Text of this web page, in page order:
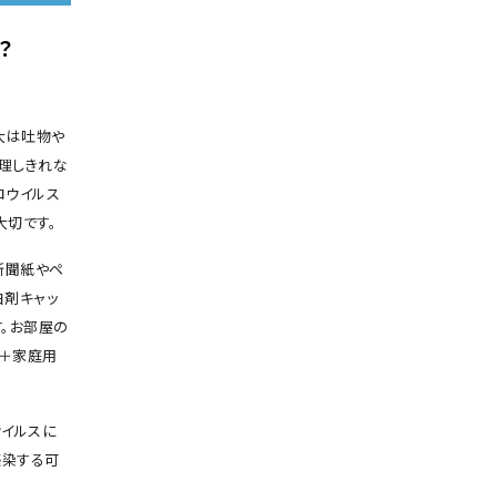
は吐物や
しきれな
ウイルス
です。
聞紙やペ
キャッ
お部屋の
家庭用
ルスに
する可